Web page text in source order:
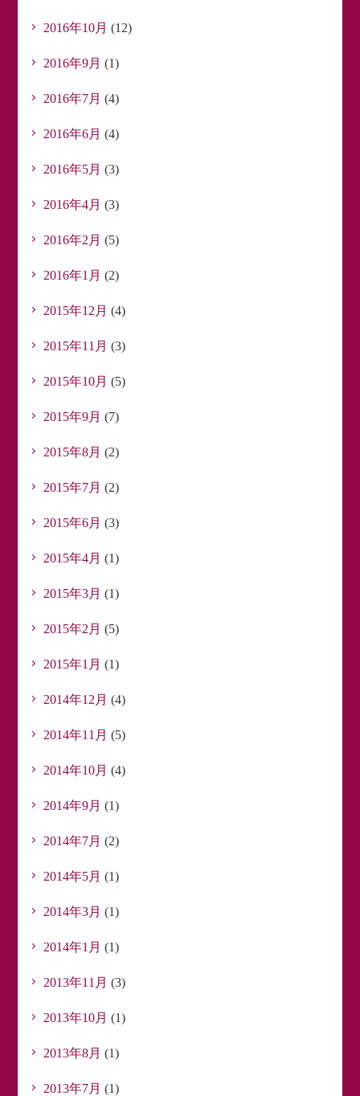
2016年10月 (12)
2016年9月 (1)
2016年7月 (4)
2016年6月 (4)
2016年5月 (3)
2016年4月 (3)
2016年2月 (5)
2016年1月 (2)
2015年12月 (4)
2015年11月 (3)
2015年10月 (5)
2015年9月 (7)
2015年8月 (2)
2015年7月 (2)
2015年6月 (3)
2015年4月 (1)
2015年3月 (1)
2015年2月 (5)
2015年1月 (1)
2014年12月 (4)
2014年11月 (5)
2014年10月 (4)
2014年9月 (1)
2014年7月 (2)
2014年5月 (1)
2014年3月 (1)
2014年1月 (1)
2013年11月 (3)
2013年10月 (1)
2013年8月 (1)
2013年7月 (1)